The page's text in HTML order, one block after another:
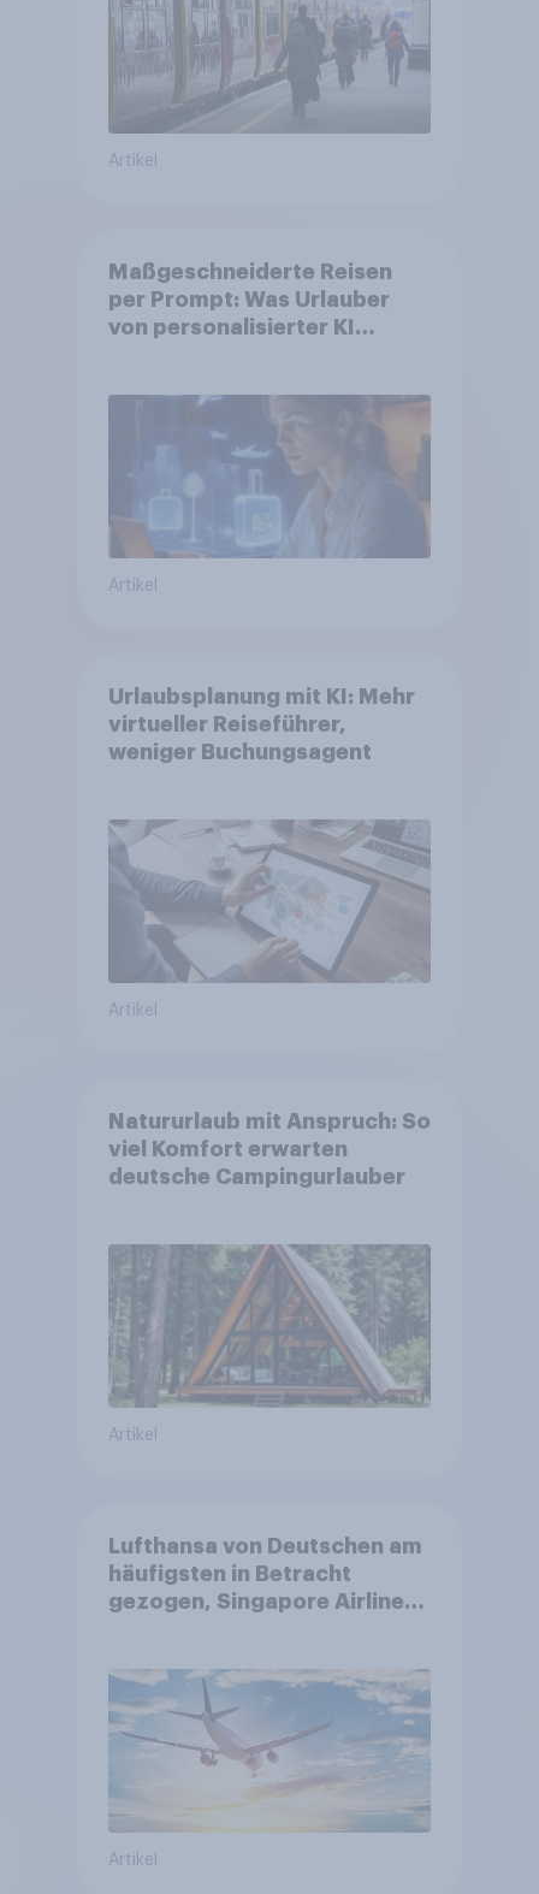
Verkehrsmittel um
Artikel
Maßgeschneiderte Reisen
per Prompt: Was Urlauber
von personalisierter KI
bereits genutzt werden
Artikel
Urlaubsplanung mit KI: Mehr
virtueller Reiseführer,
weniger Buchungsagent
Artikel
Natururlaub mit Anspruch: So
viel Komfort erwarten
deutsche Campingurlauber
Artikel
Lufthansa von Deutschen am
häufigsten in Betracht
gezogen, Singapore Airlines
Artikel